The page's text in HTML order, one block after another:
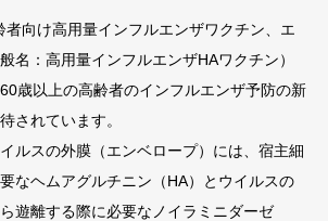
向け高用量インフルエンザワクチン、エ
名：高用量インフルエンザHAワクチン）
歳以上の高齢者のインフルエンザ予防の新
されています。
ルスの外膜（エンベロープ）には、宿主細
なヘムアグルチニン（HA）とウイルスの
遊離する際に必要なノイラミニダーゼ